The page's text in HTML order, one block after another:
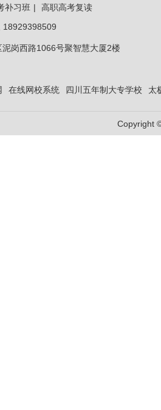
补习班 |
高职高考复读
岗西路1066号聚智慧大厦2楼
在线网校系统 四川五年制大专学校 太
Copyright